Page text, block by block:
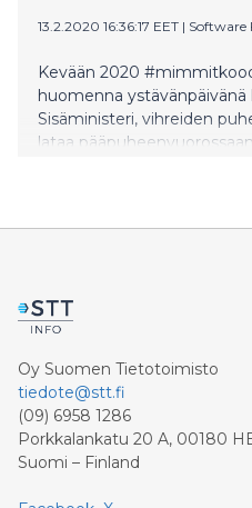
13.2.2020 16:36:17 EET | Software
Kevään 2020
huomenna ystävänpäivänä
Sisäministeri, vihreiden
lataa
”mimmiä” ja tilaisuutta
valtakunnalliseksi, kiitos
vuotissäätiön apurahan.
Oy Suomen Tietotoimisto
tiedote@stt.fi
(09) 6958 1286
Porkkalankatu 20 A, 00180
Suomi – Finland